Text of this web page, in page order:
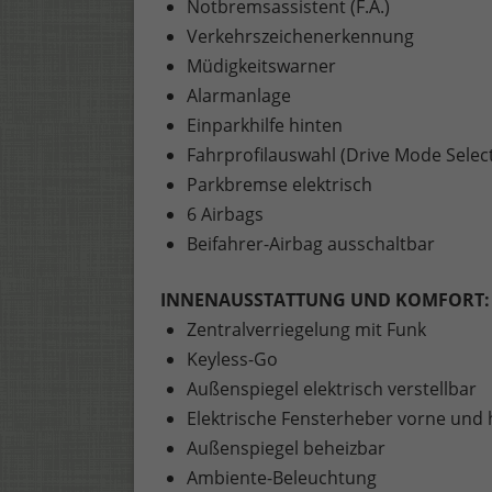
Notbremsassistent (F.A.)
Verkehrszeichenerkennung
Müdigkeitswarner
Alarmanlage
Einparkhilfe hinten
Fahrprofilauswahl (Drive Mode
Parkbremse elektrisch
6 Airbags
Beifahrer-Airbag ausschaltbar
INNENAUSSTATTUNG UND KOMFORT:
Zentralverriegelung mit Funk
Keyless-Go
Außenspiegel elektrisch verstellbar
Elektrische Fensterheber vorne und
Außenspiegel beheizbar
Ambiente-Beleuchtung